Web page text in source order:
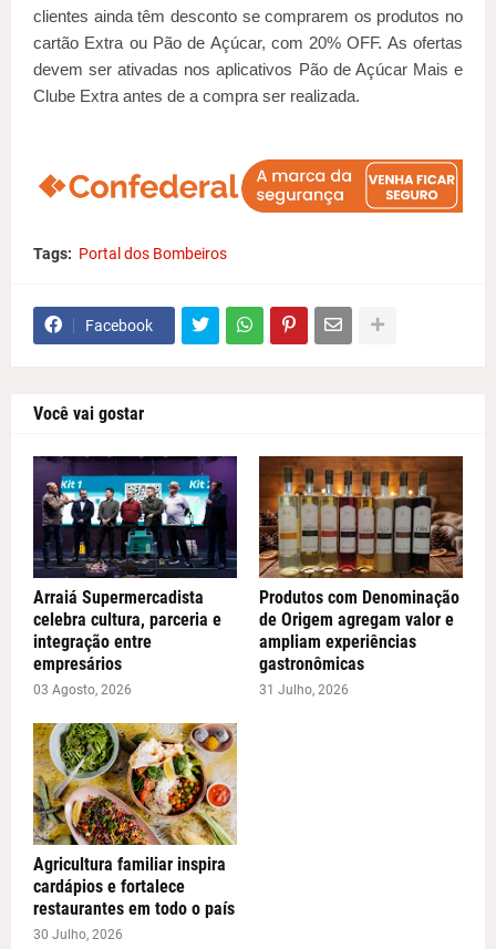
clientes ainda têm desconto se comprarem os produtos no
cartão Extra ou Pão de Açúcar, com 20% OFF. As ofertas
devem ser ativadas nos aplicativos Pão de Açúcar Mais e
Clube Extra antes de a compra ser realizada.
Tags: Portal dos Bombeiros
Facebook
Você vai gostar
Arraiá Supermercadista
celebra cultura, parceria e
integração entre
empresários
03 Agosto, 2026
Produtos com Denominação
de Origem agregam valor e
ampliam experiências
gastronômicas
31 Julho, 2026
Agricultura familiar inspira
cardápios e fortalece
restaurantes em todo o país
30 Julho, 2026